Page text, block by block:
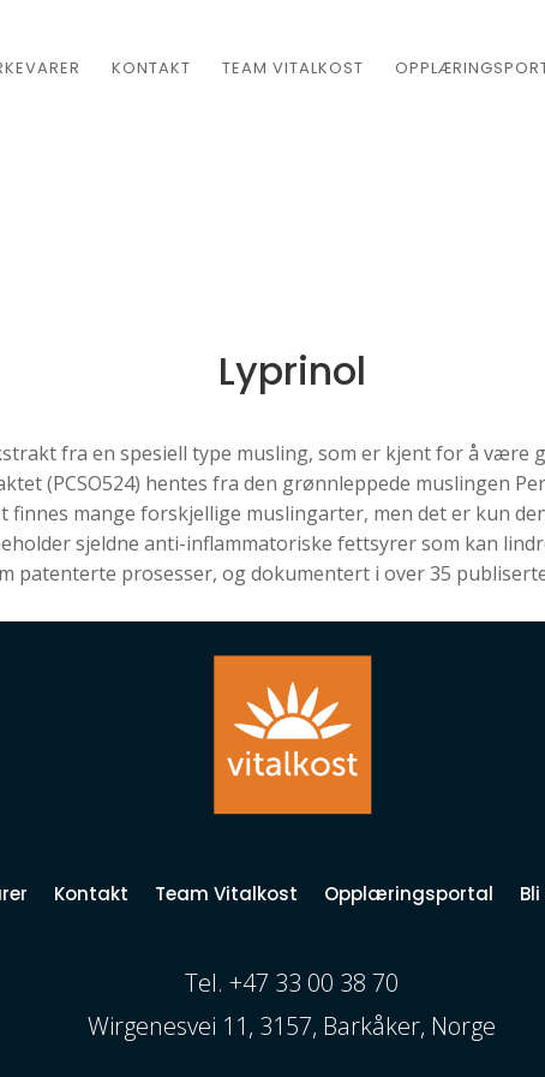
KONTAKT TEAM VITALKOST
Lyprinol
fra en spesiell type musling, som er kjent for å være
(PCSO524) hentes fra den grønnleppede muslingen
finnes mange forskjellige muslingarter, men det er kun
sjeldne anti-inflammatoriske fettsyrer som kan
patenterte prosesser, og dokumentert i over 35
Kontakt Team Vitalkost Opplæringsportal
Tel. +47 33 00 38 70
Wirgenesvei 11, 3157, Barkåker, Norge